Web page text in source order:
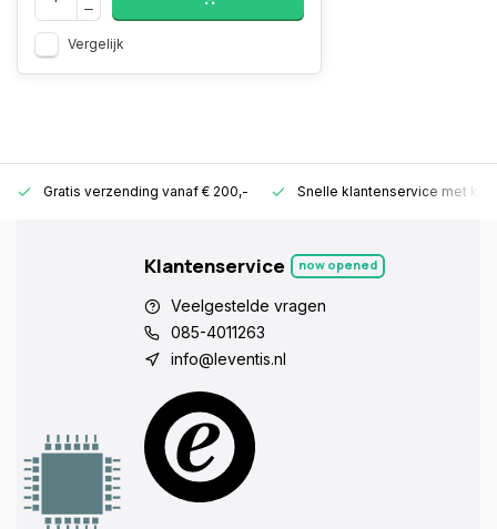
Vergelijk
Gratis verzending vanaf € 200,- Snelle klantenservice met
Klantenservice now opened
Veelgestelde vragen
085-4011263
info@leventis.nl